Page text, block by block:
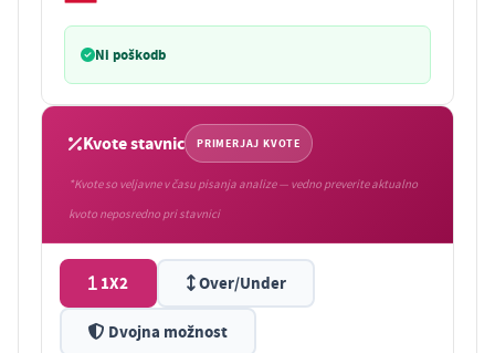
Ni poškodb
Kvote stavnic PRIMERJAJ KVOTE
*Kvote so veljavne v času pisanja analize — vedno preverite aktualno
kvoto neposredno pri stavnici
1X2 Over/Under
Dvojna možnost